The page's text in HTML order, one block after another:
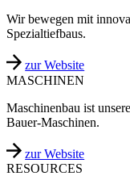
Wir bewegen mit
Spezialtiefbaus.
zur Website
MASCHINEN
Maschinenbau ist
Bauer-Maschinen.
zur Website
RESOURCES